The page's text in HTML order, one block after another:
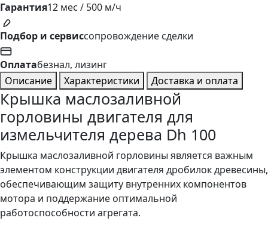
Гарантия12 мес / 500 м/ч
Подбор и сервиссопровождение сделки
Оплатабезнал, лизинг
Описание
Характеристики Доставка и оплата
Крышка маслозаливной
горловины двигателя для
измельчителя дерева Dh 100
Крышка маслозаливной горловины является важным
элементом конструкции двигателя дробилок древесины,
обеспечивающим защиту внутренних компонентов
мотора и поддержание оптимальной
работоспособности агрегата.